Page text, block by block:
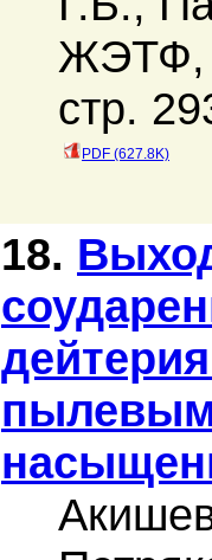
ЖЭТФ,
стр.
PDF (627.8K)
18.